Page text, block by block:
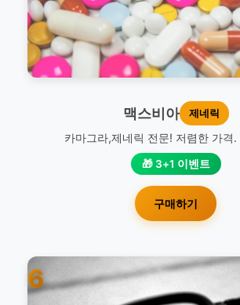
맥스비아 제네릭
카마그라,제네릭 전문! 저렴한 가격.
🎁 3+1 이벤트
구매하기
6